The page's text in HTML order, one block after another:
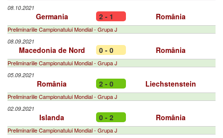
08.10.2021
Germania 2 - 1 România
Preliminariile Campionatului Mondial - Grupa J
08.09.2021
Macedonia de Nord 0 - 0 România
Preliminariile Campionatului Mondial - Grupa J
05.09.2021
România 2 - 0 Liechstenstein
Preliminariile Campionatului Mondial - Grupa J
02.09.2021
Islanda 0 - 2 România
Preliminariile Campionatului Mondial - Grupa J